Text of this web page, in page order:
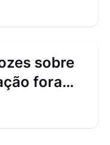
sobre
fora